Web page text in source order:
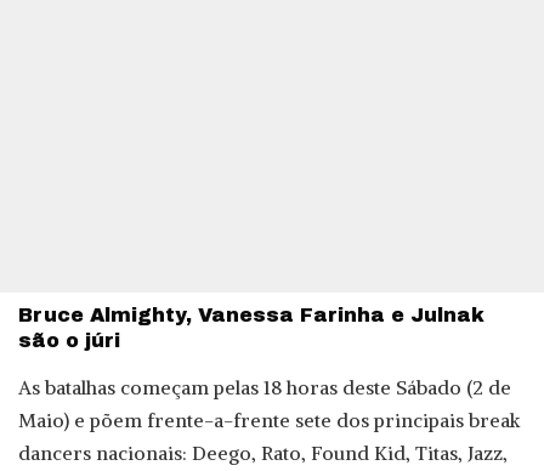
Bruce Almighty, Vanessa Farinha e Julnak
são o júri
As batalhas começam pelas 18 horas deste Sábado (2 de
Maio) e põem frente-a-frente sete dos principais break
dancers nacionais: Deego, Rato, Found Kid, Titas, Jazz,